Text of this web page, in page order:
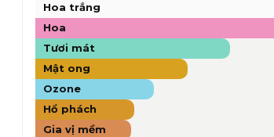
Hoa trắng
Hoa
Tươi mát
Mật ong
Ozone
Hổ phách
Gia vị mềm